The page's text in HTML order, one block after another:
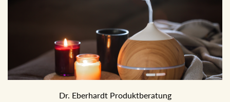
Dr. Eberhardt Produktberatung